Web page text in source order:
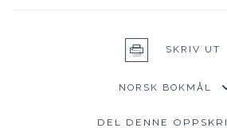
SKRIV UT
DEL DENNE